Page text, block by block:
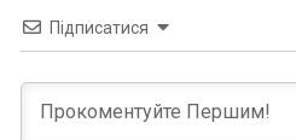
Підписатися